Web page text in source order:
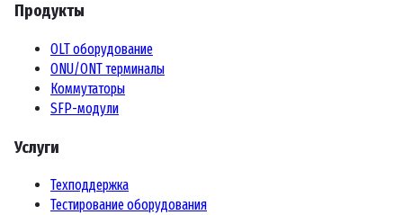
Продукты
OLT оборудование
ONU/ONT терминалы
Коммутаторы
SFP-модули
Услуги
Техподдержка
Тестирование оборудования